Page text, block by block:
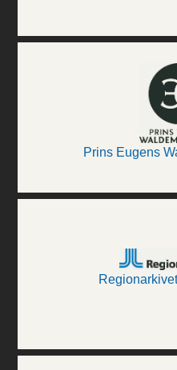
Prins Eugens